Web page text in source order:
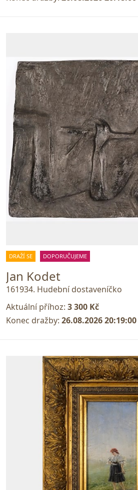
DRAŽÍ SE DOPORUČUJEME
Jan Kodet
161934. Hudební dostaveníčko
Aktuální příhoz: 3 300 Kč
Konec dražby: 26.08.2026 20:19:00